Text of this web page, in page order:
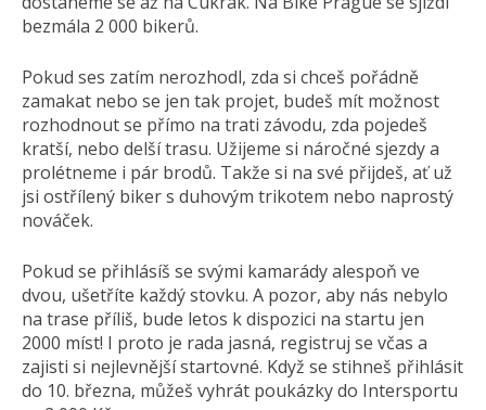
bezmála 2 000 bikerů.
Pokud ses zatím nerozhodl, zda si chceš pořádně
zamakat nebo se jen tak projet, budeš mít možnost
rozhodnout se přímo na trati závodu, zda pojedeš
kratší, nebo delší trasu. Užijeme si náročné sjezdy a
prolétneme i pár brodů. Takže si na své přijdeš, ať už
jsi ostřílený biker s duhovým trikotem nebo naprostý
nováček.
Pokud se přihlásíš se svými kamarády alespoň ve
dvou, ušetříte každý stovku. A pozor, aby nás nebylo
na trase příliš, bude letos k dispozici na startu jen
2000 míst! I proto je rada jasná, registruj se včas a
zajisti si nejlevnější startovné. Když se stihneš přihlásit
do 10. března, můžeš vyhrát poukázky do Intersportu